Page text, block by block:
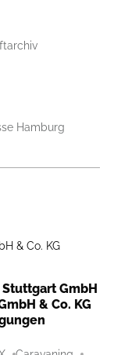
Hamburg
& Co. KG
GmbH
& Co. KG